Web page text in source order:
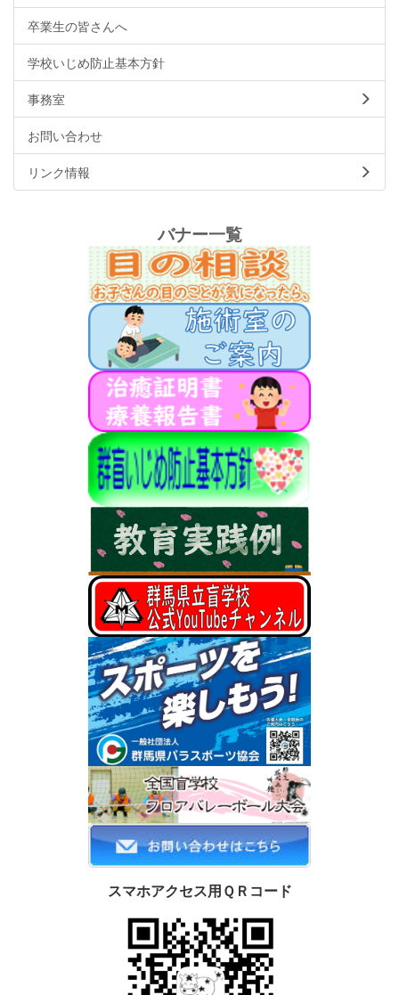
卒業生の皆さんへ
学校いじめ防止基本方針
事務室
お問い合わせ
リンク情報
バナー一覧
スマホアクセス用ＱＲコード